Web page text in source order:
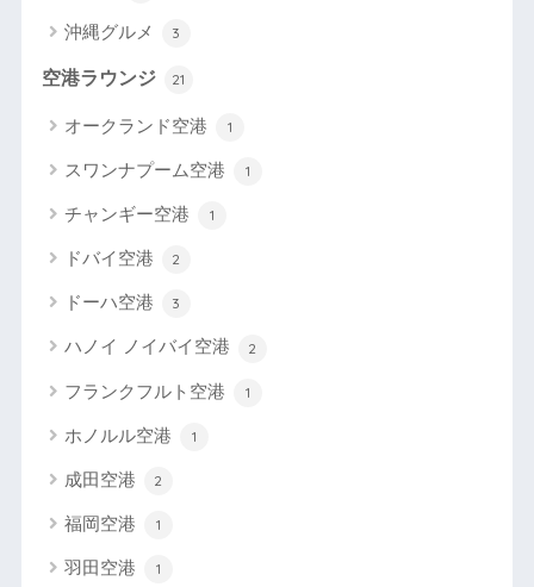
沖縄グルメ 3
空港ラウンジ 21
オークランド空港 1
スワンナプーム空港 1
チャンギー空港 1
ドバイ空港 2
ドーハ空港 3
ハノイ ノイバイ空港 2
フランクフルト空港 1
ホノルル空港 1
成田空港 2
福岡空港 1
羽田空港 1